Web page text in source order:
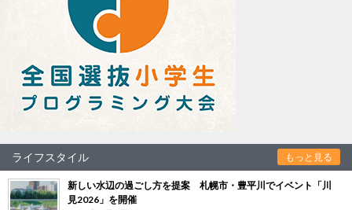
ライフスタイル もっと見る
新しい水辺の過ごし方を提案 札幌市・豊平川でイベント「川
見2026」を開催